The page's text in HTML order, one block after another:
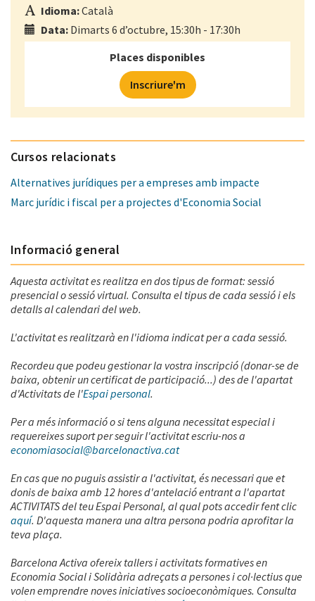
Idioma:Català
Data: Dimarts 6 d’octubre, 15:30h - 17:30h
Places disponibles
Inscriure'm
Cursos relacionats
Alternatives jurídiques per a empreses amb impacte
Marc jurídic i fiscal per a projectes d'Economia Social
Informació general
Aquesta activitat es realitza en dos tipus de format: sessió
presencial o sessió virtual. Consulta el tipus de cada sessió i els
detalls al calendari del web.
L'activitat es realitzarà en l'idioma indicat per a cada sessió.
Recordeu que podeu gestionar la vostra inscripció (donar-se de
baixa, obtenir un certificat de participació...) des de l'apartat
d'Activitats de l'Espai personal.
Per a més informació o si tens alguna necessitat especial i
requereixes suport per seguir l'activitat escriu-nos a
economiasocial@barcelonactiva.cat
En cas que no puguis assistir a l'activitat, és necessari que et
donis de baixa amb 12 hores d'antelació entrant a l'apartat
ACTIVITATS del teu Espai Personal, al qual pots accedir fent clic
aquí. D'aquesta manera una altra persona podria aprofitar la
teva plaça.
Barcelona Activa ofereix tallers i activitats formatives en
Economia Social i Solidària adreçats a persones i col·lectius que
volen emprendre noves iniciatives socioeconòmiques. Consulta